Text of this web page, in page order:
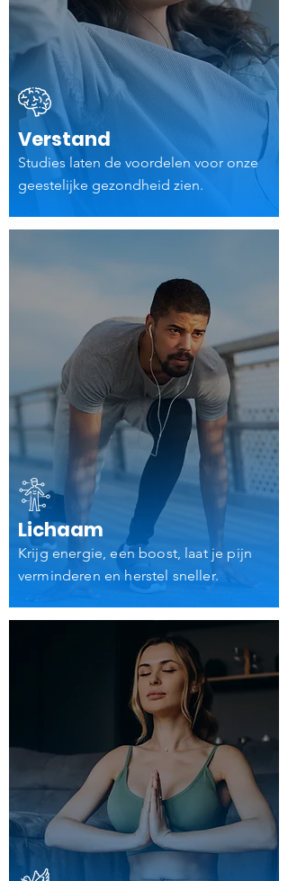
Verstand
Studies laten de voordelen voor onze
geestelijke gezondheid zien.
Lichaam
Krijg energie, een boost, laat je pijn
verminderen en herstel sneller.